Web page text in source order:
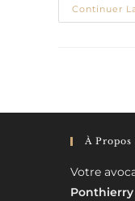
Continuer
À Propos
Votre
Ponthierry